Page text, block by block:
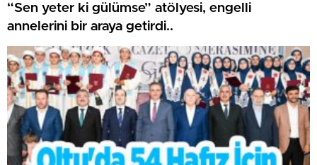
“Sen yeter ki gülümse” atölyesi, engelli
annelerini bir araya getirdi..